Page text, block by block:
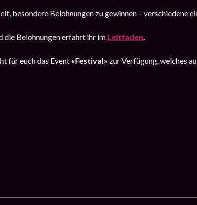
besondere Belohnungen zu gewinnen – verschiedene
die Belohnungen erfahrt ihr im Leitfaden.
für euch das Event «Festival» zur Verfügung, welches